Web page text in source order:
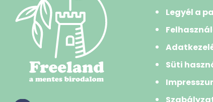
búzadara/gríz
búzakorpa
durumbúza
hajdina
kukorica
Legyél a
Süti